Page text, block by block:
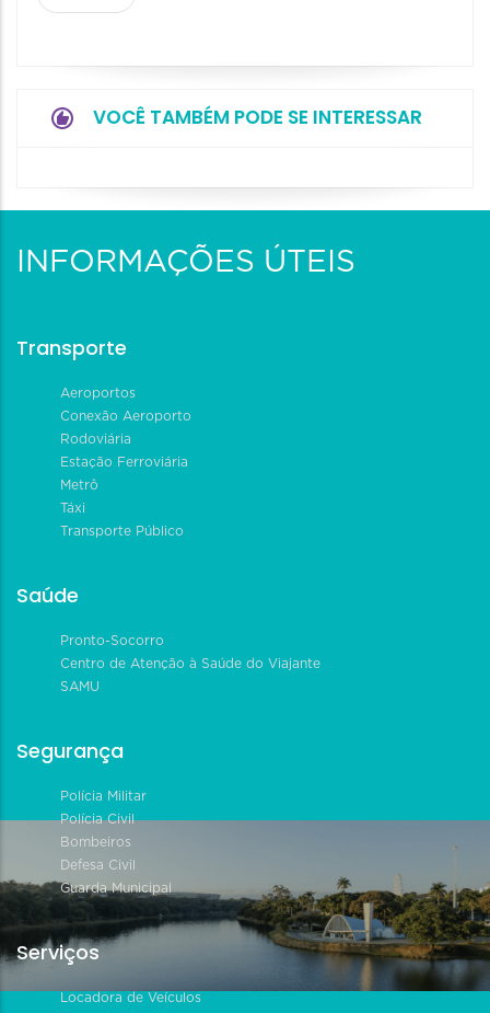
VOCÊ TAMBÉM PODE SE INTERESSAR
INFORMAÇÕES ÚTEIS
Transporte
Aeroportos
Conexão Aeroporto
Rodoviária
Estação Ferroviária
Metrô
Táxi
Transporte Público
Saúde
Pronto-Socorro
Centro de Atenção à Saúde do Viajante
SAMU
Segurança
Polícia Militar
Polícia Civil
Bombeiros
Defesa Civil
Guarda Municipal
Serviços
Locadora de Veículos